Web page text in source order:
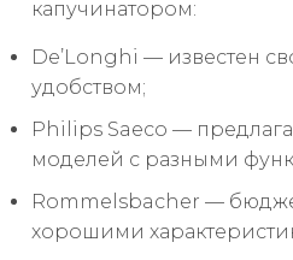
капучинатором:
De’Longhi — известен
удобством;
Philips Saeco —
моделей с разными
Rommelsbacher —
хорошими